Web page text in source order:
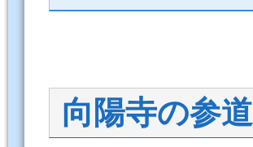
向陽寺の参道